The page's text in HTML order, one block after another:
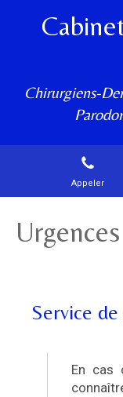
Chirurgiens-
Appeler
Urgences
Service
En cas